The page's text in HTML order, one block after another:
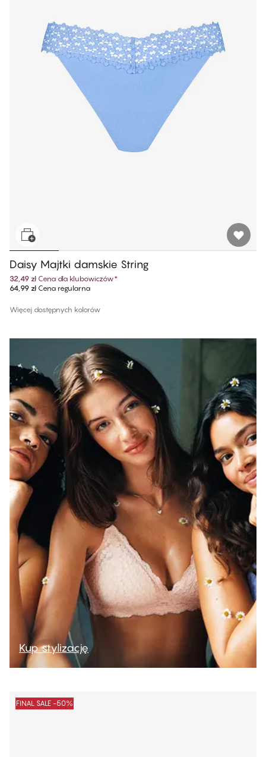
Daisy Majtki damskie String​
32,49 zł Cena dla klubowiczów*
64,99 złCena regularna
Więcej dostępnych kolorów
FINAL SALE -50%
Kup stylizację